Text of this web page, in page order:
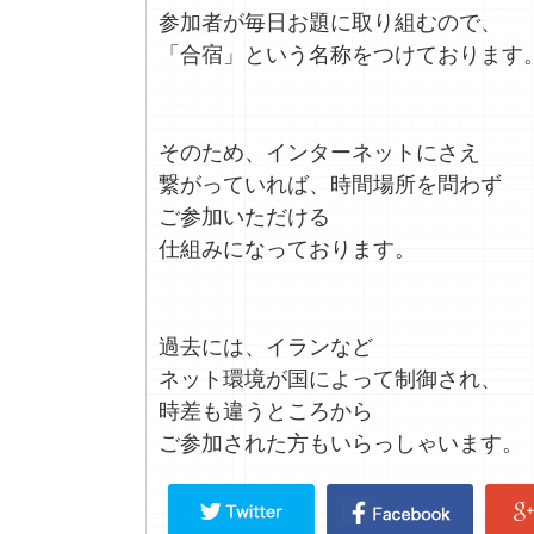
参加者が毎日お題に取り組むので、
「合宿」という名称をつけております
そのため、インターネットにさえ
繋がっていれば、時間場所を問わず
ご参加いただける
仕組みになっております。
過去には、イランなど
ネット環境が国によって制御され、
時差も違うところから
ご参加された方もいらっしゃいます。